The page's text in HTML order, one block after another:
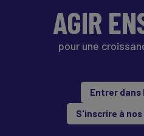
AGIR
pour une
Entrer dans
S'inscrire à